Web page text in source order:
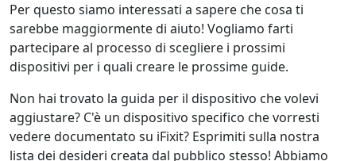
Per questo siamo interessati a sapere che cosa ti
sarebbe maggiormente di aiuto! Vogliamo farti
partecipare al processo di scegliere i prossimi
dispositivi per i quali creare le prossime guide.
Non hai trovato la guida per il dispositivo che volevi
aggiustare? C'è un dispositivo specifico che vorresti
vedere documentato su iFixit? Esprimiti sulla nostra
lista dei desideri creata dal pubblico stesso! Abbiamo